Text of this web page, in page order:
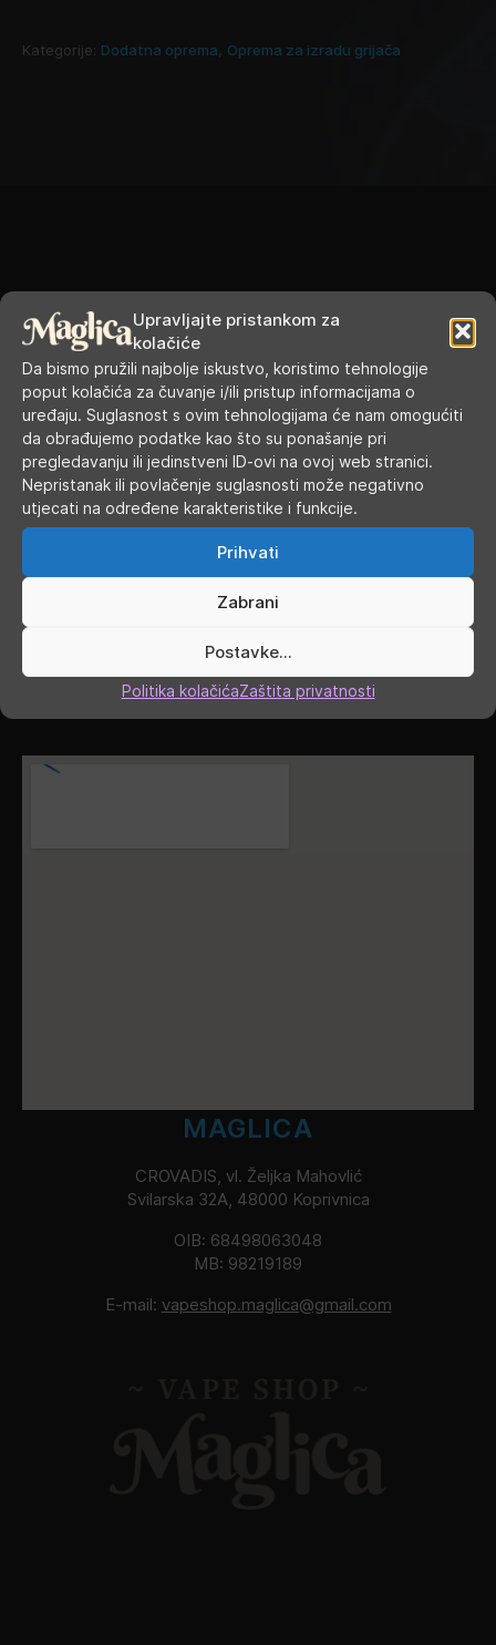
Upravljajte pristankom za
kolačiće
Da bismo pružili najbolje iskustvo, koristimo tehnologije
poput kolačića za čuvanje i/ili pristup informacijama o
uređaju. Suglasnost s ovim tehnologijama će nam omogućiti
da obrađujemo podatke kao što su ponašanje pri
pregledavanju ili jedinstveni ID-ovi na ovoj web stranici.
Nepristanak ili povlačenje suglasnosti može negativno
utjecati na određene karakteristike i funkcije.
Prihvati
Zabrani
Postavke...
Politika kolačićaZaštita privatnosti
Kategorije: Dodatna oprema Oprema za izradu grijača
RADNO VRIJEME
Ponedjeljak 9.00 - 19.00
Utorak 9.00 - 16.00
Srijeda 9.00 - 16.00
9.00 - 16.00
GDJE SMO
MAGLICA
CROVADIS, vl. Željka Mahovlić
Svilarska 32A, 48000 Koprivnica
OIB: 68498063048
MB: 98219189
E-mail: vapeshop.maglica@gmail.com